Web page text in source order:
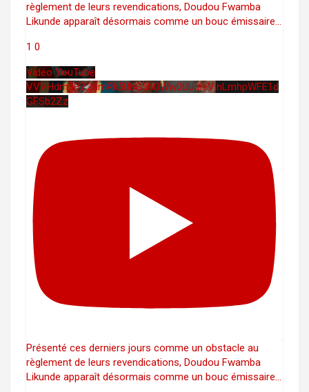
règlement de leurs revendications, Doudou Fwamba
Likunde apparaît désormais comme un bouc émissaire...
1 0
Vidéo YouTube
VVVHdm9BZ2hmRk5UbG5hOWw0UUJleVlnLmhpWFE1d
GFSb2Zz
Présenté ces derniers jours comme un obstacle au
règlement de leurs revendications, Doudou Fwamba
Likunde apparaît désormais comme un bouc émissaire...